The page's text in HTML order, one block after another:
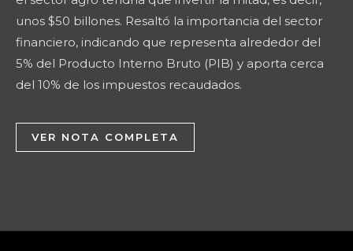
unos $50 billones. Resaltó la importancia del sector
financiero, indicando que representa alrededor del
5% del Producto Interno Bruto (PIB) y aporta cerca
del 10% de los impuestos recaudados.
VER NOTA COMPLETA